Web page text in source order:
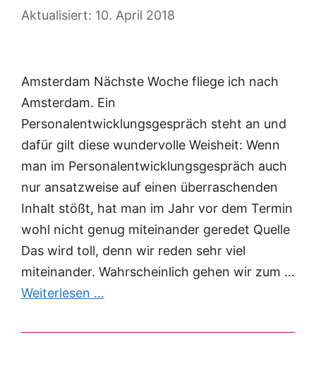
10. April 2018
Amsterdam Nächste Woche fliege ich nach
Amsterdam. Ein
Personalentwicklungsgespräch steht an und
dafür gilt diese wundervolle Weisheit: Wenn
man im Personalentwicklungsgespräch auch
nur ansatzweise auf einen überraschenden
Inhalt stößt, hat man im Jahr vor dem Termin
wohl nicht genug miteinander geredet Quelle
Das wird toll, denn wir reden sehr viel
miteinander. Wahrscheinlich gehen wir zum …
Weiterlesen …